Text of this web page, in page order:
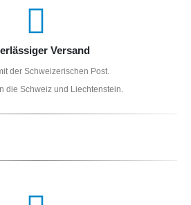
Versand
der Schweizerischen Post.
die Schweiz und Liechtenstein.